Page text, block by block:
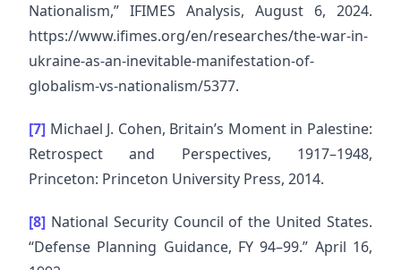
Nationalism,” IFIMES Analysis, August 6, 2024.
https://www.ifimes.org/en/researches/the-war-in-
ukraine-as-an-inevitable-manifestation-of-
globalism-vs-nationalism/5377.
[7] Michael J. Cohen, Britain’s Moment in Palestine:
Retrospect and Perspectives, 1917–1948,
Princeton: Princeton University Press, 2014.
[8] National Security Council of the United States.
“Defense Planning Guidance, FY 94–99.” April 16,